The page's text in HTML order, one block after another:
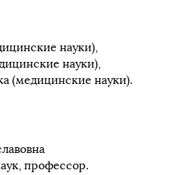
науки),
науки),
(медицинские науки).
профессор.